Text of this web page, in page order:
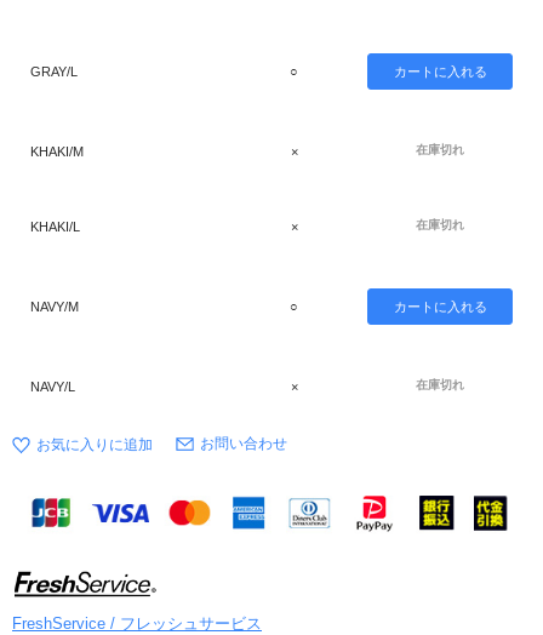
GRAY/L ○
KHAKI/M × 在庫切れ
KHAKI/L × 在庫切れ
NAVY/M ○
NAVY/L × 在庫切れ
お問い合わせ
FreshService / フレッシュサービス